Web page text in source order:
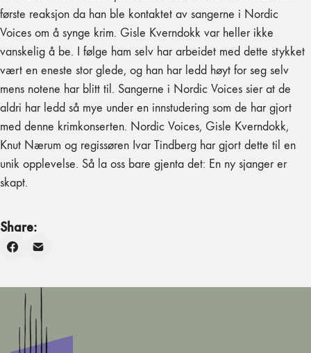
første reaksjon da han ble kontaktet av sangerne i Nordic
Voices om å synge krim. Gisle Kverndokk var heller ikke
vanskelig å be. I følge ham selv har arbeidet med dette stykket
vært en eneste stor glede, og han har ledd høyt for seg selv
mens notene har blitt til. Sangerne i Nordic Voices sier at de
aldri har ledd så mye under en innstudering som de har gjort
med denne krimkonserten. Nordic Voices, Gisle Kverndokk,
Knut Nærum og regissøren Ivar Tindberg har gjort dette til en
unik opplevelse. Så la oss bare gjenta det: En ny sjanger er
skapt.
Share: